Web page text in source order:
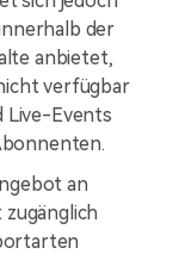
der
anbietet,
verfügbar
Live-Events
an